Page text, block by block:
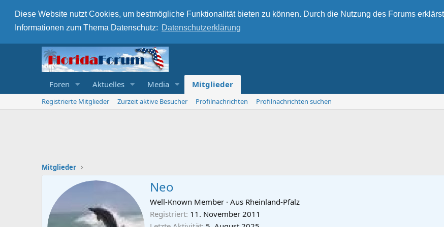
Diese Website nutzt Cookies, um bestmögliche Funktionalität bieten zu können. Durch die Nutzung des Forums
Informationen zum Thema Datenschutz: Datenschutzerklärung
Foren Aktuelles Media Mitglieder
Registrierte Mitglieder Zurzeit aktive Besucher Profilnachrichten Profilnachrichten suchen
Mitglieder
Neo
Well-Known Member · Aus Rheinland-Pfalz
Registriert 11. November 2011